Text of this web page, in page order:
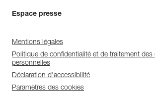
Espace presse
Mentions légales
Politique de confidentialité et de traitement des
personnelles
Déclaration d'accessibilité
Paramètres des cookies